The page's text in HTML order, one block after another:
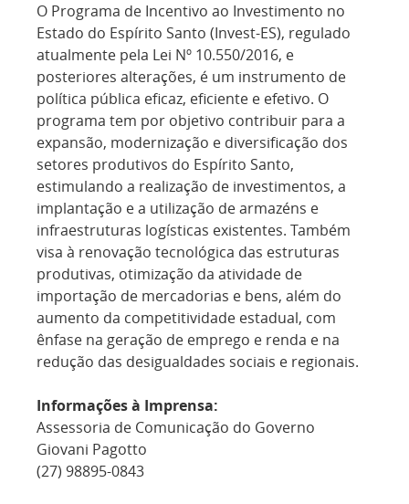
O Programa de Incentivo ao Investimento no
Estado do Espírito Santo (Invest-ES), regulado
atualmente pela Lei Nº 10.550/2016, e
posteriores alterações, é um instrumento de
política pública eficaz, eficiente e efetivo. O
programa tem por objetivo contribuir para a
expansão, modernização e diversificação dos
setores produtivos do Espírito Santo,
estimulando a realização de investimentos, a
implantação e a utilização de armazéns e
infraestruturas logísticas existentes. Também
visa à renovação tecnológica das estruturas
produtivas, otimização da atividade de
importação de mercadorias e bens, além do
aumento da competitividade estadual, com
ênfase na geração de emprego e renda e na
redução das desigualdades sociais e regionais.
Informações à Imprensa:
Assessoria de Comunicação do Governo
Giovani Pagotto
(27) 98895-0843